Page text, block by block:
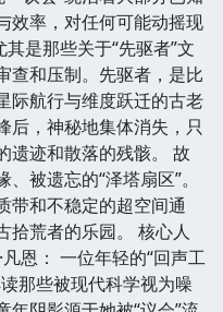
效率，对任何可能动摇现
是那些关于“先驱者”文
和压制。先驱者，是比
际航行与维度跃迁的古老
后，神秘地集体消失，只
遗迹和散落的残骸。 故
被遗忘的“泽塔扇区”。
带和不稳定的超空间通
拾荒者的乐园。 核心人
恩： 一位年轻的“回声工
那些被现代科学视为噪